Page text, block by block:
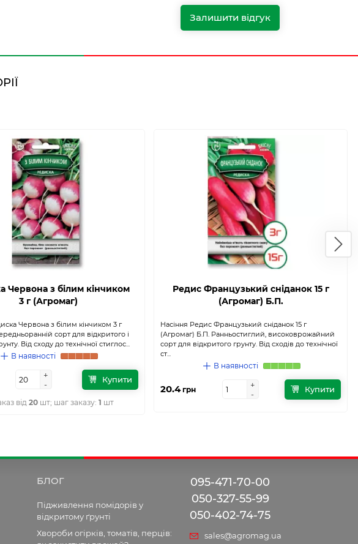
Залишити відгук
Червона з білим кінчиком
3 г (Агромаг)
Червона з білим кінчиком 3 г
сорт для відкритого і
Від сходу до технічної стиглос...
В наявності
+
-
+
-
Купити
від 20 шт; шаг заказу: 1 шт
Редис Французький сніданок 15 г
(Агромаг) Б.П.
Насіння Редис Французький сніданок 15 г
(Агромаг) Б.П. Ранньостиглий, високоврожайний
сорт для відкритого грунту. Від сходів до технічної
ст...
В наявності
20.4грн
+
-
+
-
Купити
БЛОГ
Підживлення помідорів у
відкритому ґрунті
Хвороби огірків, томатів, перців:
095-471-70-00
050-327-55-99
050-402-74-75
sales@agromag.ua